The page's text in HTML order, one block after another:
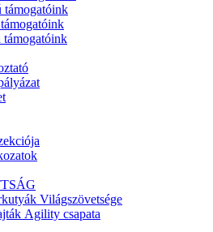
támogatóink
Világszövetsége
Agility csapata